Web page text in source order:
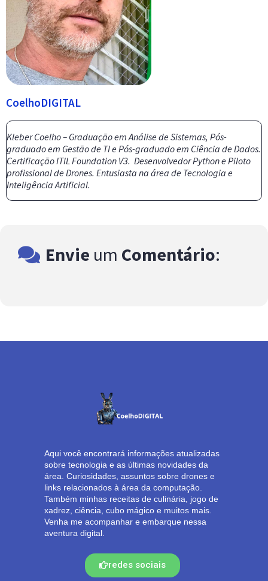
CoelhoDIGITAL
Kleber Coelho – Graduação em Análise de Sistemas, Pós-
graduado em Gestão de TI e Pós-graduado em Ciência de Dados.
Certificação ITIL Foundation V3. Desenvolvedor Python e Piloto
profissional de Drones. Entusiasta na área de Tecnologia e
Inteligência Artificial.
Envie um Comentário:
Aqui você encontrará informações atualizadas
sobre tecnologia e as últimas novidades da
área. Curiosidades, assuntos sobre drones e
links relacionados à área da computação.
Também minhas receitas de culinária, jogo de
xadrez, ciência, cubo mágico e muitos mais.
Venha me acompanhar e embarque nessa
aventura digital.
redes sociais